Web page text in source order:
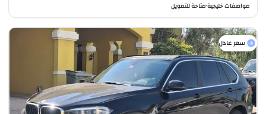
مواصفات خليجية•متاحة للتمويل
سعر عادل